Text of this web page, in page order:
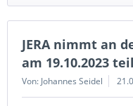
JERA nimmt an
am 19.10.2023 teil
Von: Johannes Seidel